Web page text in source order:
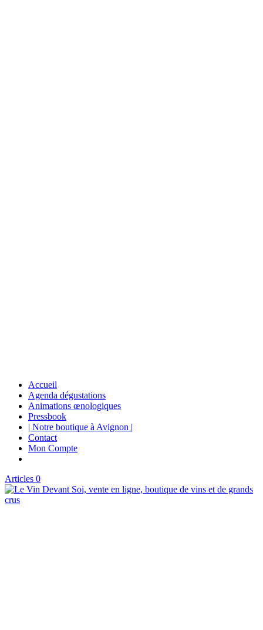
Accueil
Agenda dégustations
Animations œnologiques
Pressbook
| Notre boutique à Avignon |
Contact
Mon Compte
Articles 0